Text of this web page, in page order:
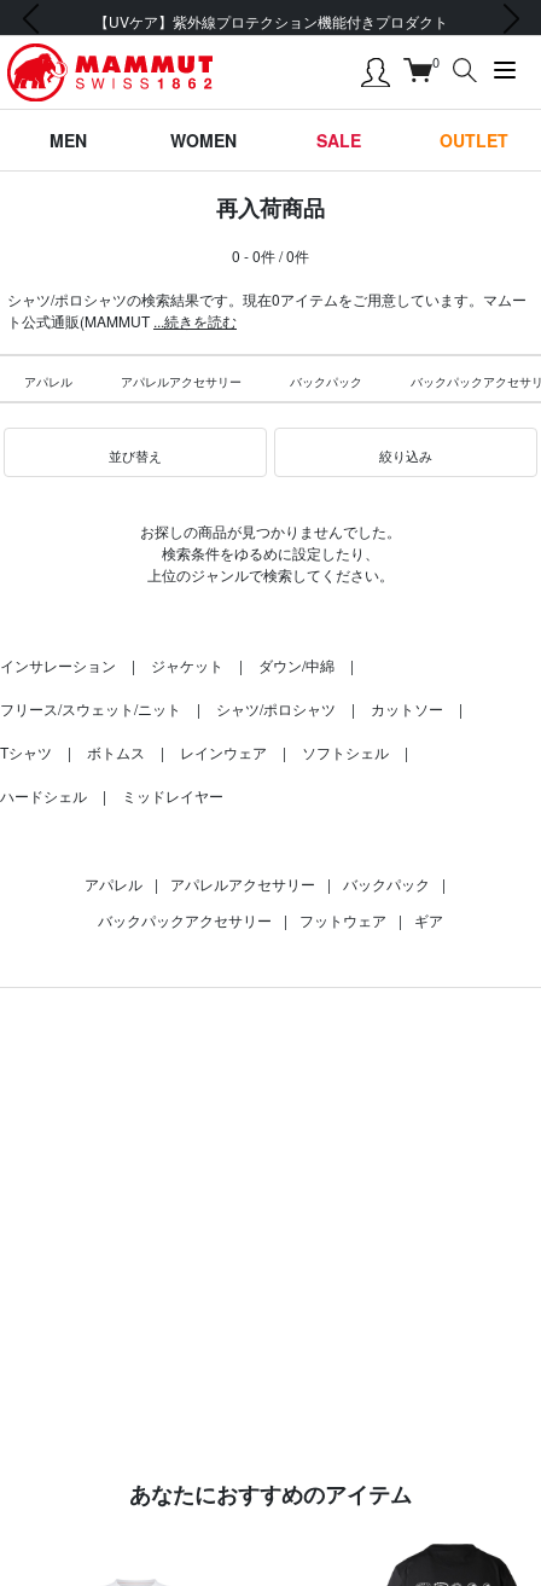
【UVケア】紫外線プロテクション機能付きプロダクト
前の画像 次の画像
0
MEN WOMEN SALE OUTLET
再入荷商品
0 - 0件 / 0件
シャツ/ポロシャツの検索結果です。現在0アイテムをご用意しています。マムー
ト公式通販(MAMMUT...続きを読む
アパレル アパレルアクセサリー バックパック バックパックアクセサ
並び替え 絞り込み
お探しの商品が見つかりませんでした。
検索条件をゆるめに設定したり、
上位のジャンルで検索してください。
インサレーション ジャケット ダウン/中綿
フリース/スウェット/ニット シャツ/ポロシャツ カットソー
Tシャツ ボトムス レインウェア ソフトシェル
ハードシェル ミッドレイヤー
アパレル | アパレルアクセサリー | バックパック
|
バックパックアクセサリー
| フットウェア | ギア
あなたにおすすめのアイテム